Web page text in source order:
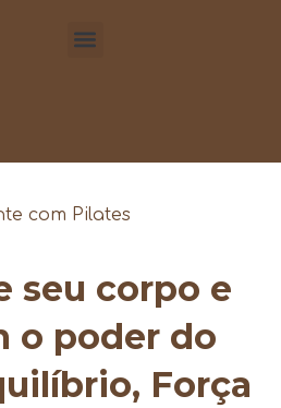
com Pilates
seu corpo e
o poder do
Força